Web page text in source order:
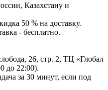
Казахстану и
50 % на доставку.
- бесплатно.
26, стр. 2, ТЦ «Глобал
до 22:00).
за 30 минут, если под